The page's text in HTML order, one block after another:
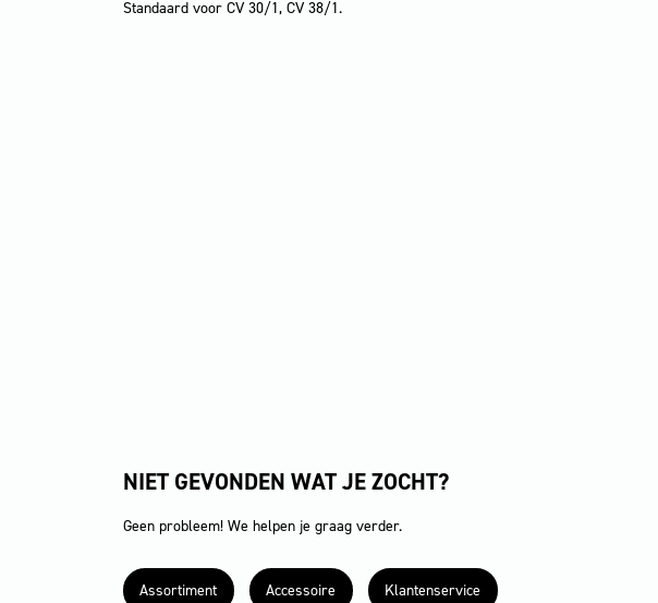
Standaard voor CV 30/1, CV 38/1.
NIET GEVONDEN WAT JE ZOCHT?
Geen probleem! We helpen je graag verder.
Assortiment Accessoire Klantenservice